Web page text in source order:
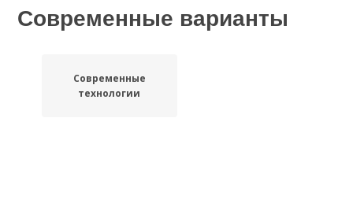
Современные варианты
Современные
технологии